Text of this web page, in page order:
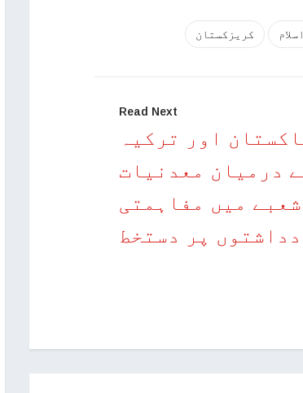
کریزکستان
Read Next
اور ترکیہ
درمیان معدنیات
میں مفاہمتی
پر دستخط